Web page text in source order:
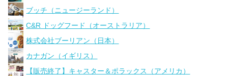
ブッチ（ニュージーランド）
C&R ドッグフード（オーストラリア）
株式会社ブーリアン（日本）
カナガン（イギリス）
【販売終了】キャスター＆ポラックス（アメリカ）